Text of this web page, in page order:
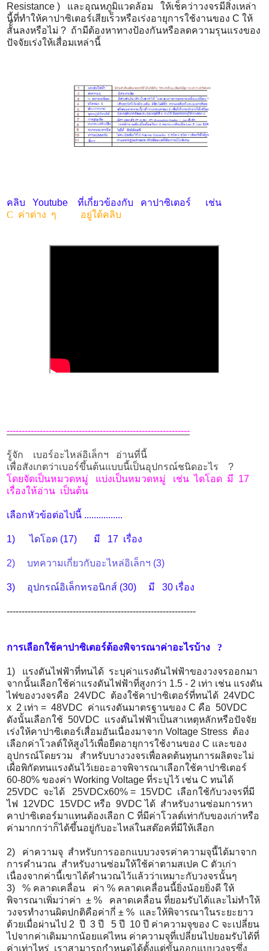
Resistance ) และอุณหภูมิแวดล้อม ให้เช็คว่าวงจรมีสิ่งเหล่า
นี้ที่ทำให้คาปาซิเตอร์เสียเร็วหรือเร่งอายุการใช้งานของ C ให้
สัั้นลงหรือไม่ ? ถ้ามีต้องหาทางป้องกันหรือลดความรุนแรงของ
ปัจจัยเร่งให้เสื่อมเหล่านี้
คลิบ Youtube ที่เกี่ยวข้องกับ คาปาซิเตอร์ เช่น
C ค่าต่าง ๆ อยู่ใต้คลิบ
-------------------------------------------------------------
รู้จัก เบอร์อะไหล่อิเล็กฯ อ่านที่นี้
เพื่อสังเกตว่าเบอร์ขึ้นต้นแบบนี้เป็นอุปกรณ์ชนิดอะไร ?
โดยจัดเป็นหมวดหมู่ แบ่งเป็นหมวดหมู่ เช่น ไดโอด มี 17
เรื่องให้อ่าน เป็นต้น
เลือกหัวข้อต่อไปนี้ ................
1)ไดโอด (17) มี 17 เรื่อง
2) บทความเกี่ยวกับอะไหล่อิเล็กฯ (3)
3) อุปกรณ์อิเล็กทรอนิกส์ (30) มี 30 เรื่อง
---------------------------------------------------------------
การเลือกใช้คาปาซิเตอร์ต้องพิจารณาค่าอะไรบ้าง ?
1) แรงดันไฟฟ้าที่ทนได้ ระบุค่าแรงดันไฟฟ้าของวงจรออกมา
จากนั้นเลือกใช้ค่าแรงดันไฟฟ้าที่สูงกว่า 1.5 - 2 เท่า เช่น แรงดัน
ไฟของวงจรคือ 24VDC ต้องใช้คาปาซิเตอร์ที่ทนได้ 24VDC
x 2 เท่า = 48VDC ค่าแรงดันมาตรฐานของ C คือ 50VDC
ดังนั้นเลือกใช้ 50VDC แรงดันไฟฟ้าเป็นสาเหตุหลักหรือปัจจัย
เร่งให้คาปาซิเตอร์เสื่อมอันเนื่องมาจาก Voltage Stress ต้อง
เลือกค่าโวลต์ให้สูงไว้เพื่อยืดอายุการใช้งานของ C และของ
อุปกรณ์โดยรวม สำหรับบางวงจรเพื่อลดต้นทุนการผลิตจะไม่
เผื่อพิกัดทนแรงดันไว้เยอะอาจพิจารณาเลือกใช้คาปาซิเตอร์
60-80% ของค่า Working Voltage ที่ระบุไว้ เช่น C ทนได้
25VDC จะได้ 25VDCx60% = 15VDC เลือกใช้กับวงจรที่มี
ไฟ 12VDC 15VDC หรือ 9VDC ได้ สำหรับงานซ่อมการหา
คาปาซิเตอร์มาแทนต้องเลือก C ที่มีค่าโวลต์เท่ากับของเก่าหรือ
ค่ามากกว่าก็ได้ขึ้นอยู่กับอะไหล่ในสต๊อคที่มีให้เลือก
2) ค่าความจุ สำหรับการออกแบบวงจรค่าความจุนี้ได้มาจาก
การคำนวณ สำหรับงานซ่อมให้ใช้ค่าตามสเปค C ตัวเก่า
เนื่องจากค่านี้เขาได้คำนวณไว้แล้วว่าเหมาะกับวงจรนั้นๆ
3) % คลาดเคลื่อน ค่า % คลาดเคลื่อนนี้ยิ่งน้อยยิ่งดี ให้
พิจารณาเพิ่มว่าค่า ± % คลาดเคลื่อน ที่ยอมรับได้และไม่ทำให้
วงจรทำงานผิดปกติคือค่ากี่ ± % และให้พิจารณาในระยะยาว
ด้วยเมื่อผ่านไป 2 ปี 3 ปี 5 ปี 10 ปี ค่าความจุของ C จะเปลี่ยน
ไปจากค่าเดิมมากน้อยแค่ไหน ค่าความจุที่เปลี่ยนไปยอมรับได้ที่
ค่าเท่าไหร่ เราสามารถกำหนดได้ตั้งแต่ขั้นออกแบบวงจรซึ่ง